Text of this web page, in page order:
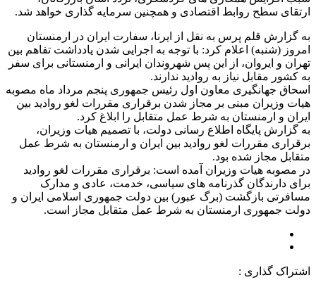
ارتقای سطح روابط اقتصادی و همچنین سرمایه گذاری خواهد شد.
به گزارش قلم پرس به نقل از ایرنا، سفارت ایران در ارمنستان
امروز (شنبه) اعلام کرد: با توجه به اجرایی شدن یادداشت تفاهم بین
تهران و ایروان، از این پس شهروندان ایرانی و ارمنستانی برای سفر
به کشور مقابل نیاز به روادید ندارند.
اسحاق جهانگیری معاون اول رئیس جمهوری پنجم مرداد ماه مصوبه
هیات وزیران مبنی بر مجاز شدن برقراری مقررات لغو روادید بین
ایران و ارمنستان به شرط عمل متقابل را ابلاغ کرد.
به گزارش پایگاه اطلاع رسانی دولت، با تصمیم هیات وزیران،
برقراری مقررات لغو روادید بین ایران و ارمنستان به شرط عمل
متقابل مجاز شده بود.
در مصوبه هیات وزیران آمده است: برقراری مقررات لغو روادید
برای دارندگان گذرنامه های سیاسی، خدمت، عادی و مدارک
مسافرتی بازگشت (برگ عبور) بین دولت جمهوری اسلامی ایران و
دولت جمهوری ارمنستان به شرط عمل متقابل مجاز است.
اشتراک گذاری :